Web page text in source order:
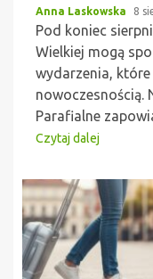
Anna Laskowska 8
Pod koniec
Wielkiej mogą
wydarzenia, które
nowoczesnością.
Parafialne
Czytaj dalej